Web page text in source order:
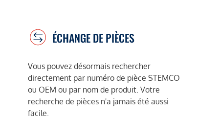
ÉCHANGE DE PIÈCES
Vous pouvez désormais rechercher
directement par numéro de pièce STEMCO
ou OEM ou par nom de produit. Votre
recherche de pièces n'a jamais été aussi
facile.